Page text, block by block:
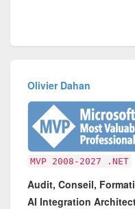
Olivier Dahan
MVP 2008-2027 .NET
Audit, Conseil,
AI Integration